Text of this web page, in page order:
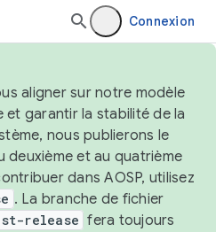
Connexion
aligner sur notre modèle
garantir la stabilité de la
nous publierons le
deuxième et au quatrième
dans AOSP, utilisez
. La branche de fichier
release fera toujours